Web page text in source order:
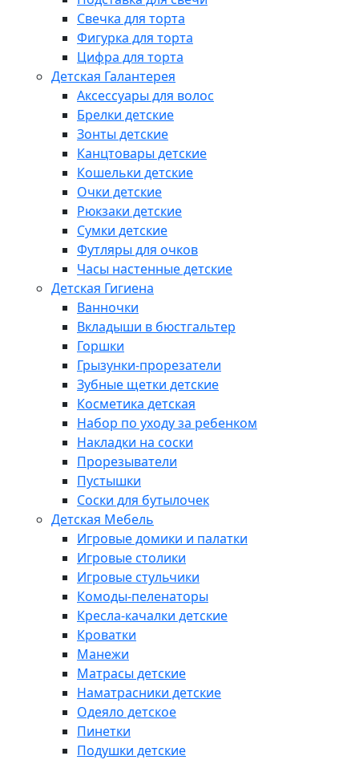
Свечка для торта
Фигурка для торта
Цифра для торта
Детская Галантерея
Аксессуары для волос
Брелки детские
Зонты детские
Канцтовары детские
Кошельки детские
Очки детские
Рюкзаки детские
Сумки детские
Футляры для очков
Часы настенные детские
Детская Гигиена
Ванночки
Вкладыши в бюстгальтер
Горшки
Грызунки-прорезатели
Зубные щетки детские
Косметика детская
Набор по уходу за ребенком
Накладки на соски
Прорезыватели
Пустышки
Соски для бутылочек
Детская Мебель
Игровые домики и палатки
Игровые столики
Игровые стульчики
Комоды-пеленаторы
Кресла-качалки детские
Кроватки
Манежи
Матрасы детские
Наматрасники детские
Одеяло детское
Пинетки
Подушки детские